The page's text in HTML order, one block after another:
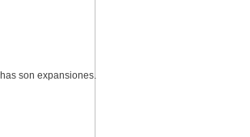
son expansiones.